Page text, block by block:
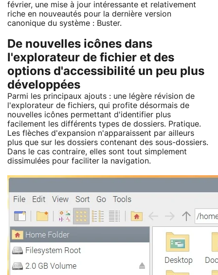
février, une mise à jour intéressante et relativement
riche en nouveautés pour la dernière version
canonique du système : Buster.
De nouvelles icônes dans
l'explorateur de fichier et des
options d'accessibilité un peu plus
développées
Parmi les principaux ajouts : une légère révision de
l'explorateur de fichiers, qui profite désormais de
nouvelles icônes permettant d'identifier plus
facilement les différents types de dossiers. Pratique.
Les flèches d'expansion n'apparaissent par ailleurs
plus que sur les dossiers contenant des sous-dossiers.
Dans le cas contraire, elles sont tout simplement
dissimulées pour faciliter la navigation.